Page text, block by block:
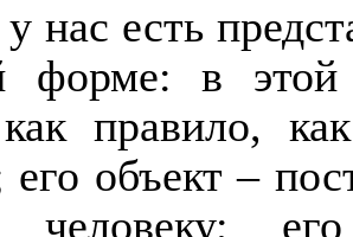
нас есть
форме: в
правило,
его объект –
человеку;